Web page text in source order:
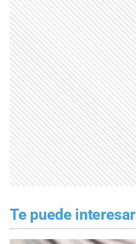
Te puede interesar